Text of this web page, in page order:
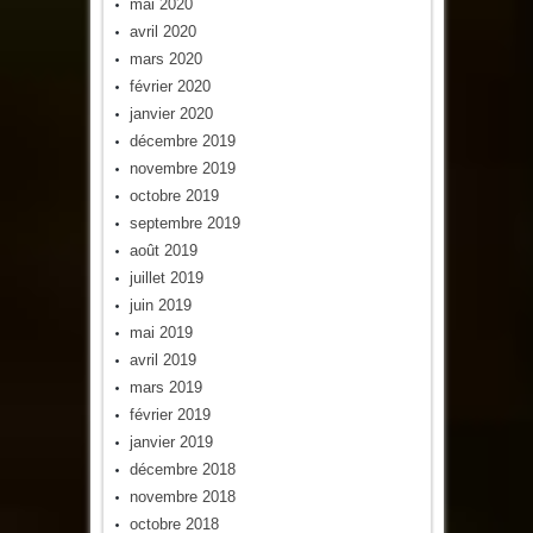
mai 2020
avril 2020
mars 2020
février 2020
janvier 2020
décembre 2019
novembre 2019
octobre 2019
septembre 2019
août 2019
juillet 2019
juin 2019
mai 2019
avril 2019
mars 2019
février 2019
janvier 2019
décembre 2018
novembre 2018
octobre 2018